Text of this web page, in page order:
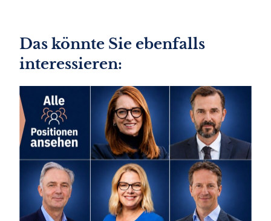
Das könnte Sie ebenfalls
interessieren: